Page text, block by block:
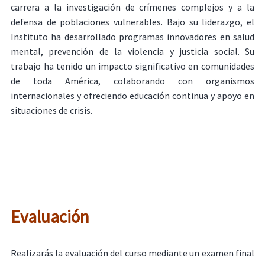
carrera a la investigación de crímenes complejos y a la
defensa de poblaciones vulnerables. Bajo su liderazgo, el
Instituto ha desarrollado programas innovadores en salud
mental, prevención de la violencia y justicia social. Su
trabajo ha tenido un impacto significativo en comunidades
de toda América, colaborando con organismos
internacionales y ofreciendo educación continua y apoyo en
situaciones de crisis.
Evaluación
Realizarás la evaluación del curso mediante un examen final